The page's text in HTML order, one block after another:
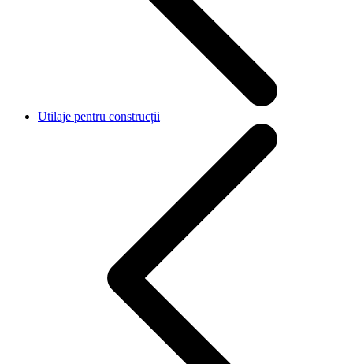
Utilaje pentru construcții